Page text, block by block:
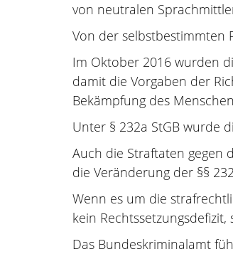
von neutralen
Von der selbstbestimmten
Im Oktober 2016 wurden
damit die Vorgaben der
Bekämpfung des
Unter § 232a StGB wurde
Auch die Straftaten gegen
die Veränderung der §§
Wenn es um die
kein
Das Bundeskriminalamt